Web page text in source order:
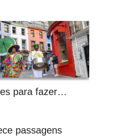
para fazer…
passagens